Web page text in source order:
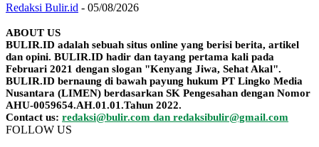
Redaksi Bulir.id - 05/08/2026
ABOUT US
BULIR.ID adalah sebuah situs online yang berisi berita, artikel
dan opini. BULIR.ID hadir dan tayang pertama kali pada
Februari 2021 dengan slogan "Kenyang Jiwa, Sehat Akal".
BULIR.ID bernaung di bawah payung hukum PT Lingko Media
Nusantara (LIMEN) berdasarkan SK Pengesahan dengan Nomor
AHU-0059654.AH.01.01.Tahun 2022.
Contact us: redaksi@bulir.com dan redaksibulir@gmail.com
FOLLOW US